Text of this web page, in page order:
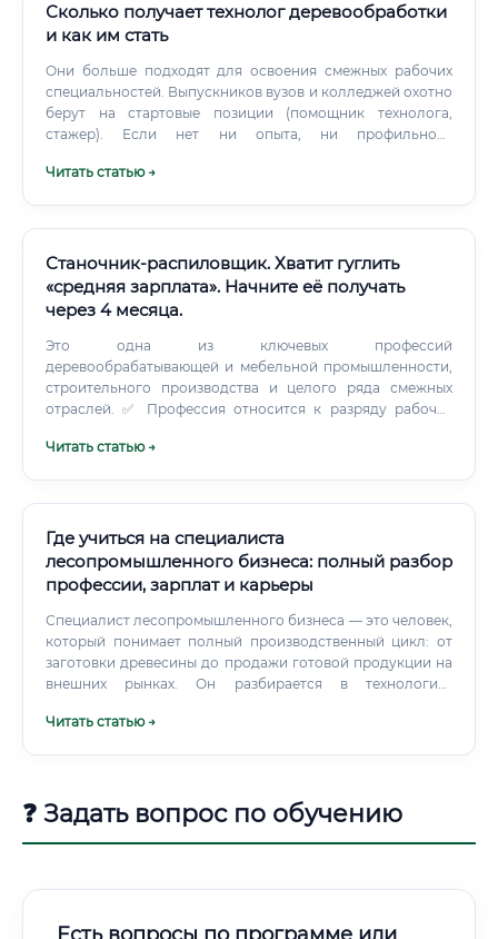
Сколько получает технолог деревообработки
и как им стать
Они больше подходят для освоения смежных рабочих
специальностей. Выпускников вузов и колледжей охотно
берут на стартовые позиции (помощник технолога,
стажер). Если нет ни опыта, ни профильного
Читать статью →
Станочник-распиловщик. Хватит гуглить
«средняя зарплата». Начните её получать
через 4 месяца.
Это одна из ключевых профессий
деревообрабатывающей и мебельной промышленности,
строительного производства и целого ряда смежных
отраслей. ✅ Профессия относится к разряду рабочих
знаний, понимания свойств материалов, умения работать
Читать статью →
Где учиться на специалиста
лесопромышленного бизнеса: полный разбор
профессии, зарплат и карьеры
Специалист лесопромышленного бизнеса — это человек,
который понимает полный производственный цикл: от
заготовки древесины до продажи готовой продукции на
внешних рынках. Он разбирается в технологиях
лесопользования, умеет управлять предприятием и
Читать статью →
❓ Задать вопрос по обучению